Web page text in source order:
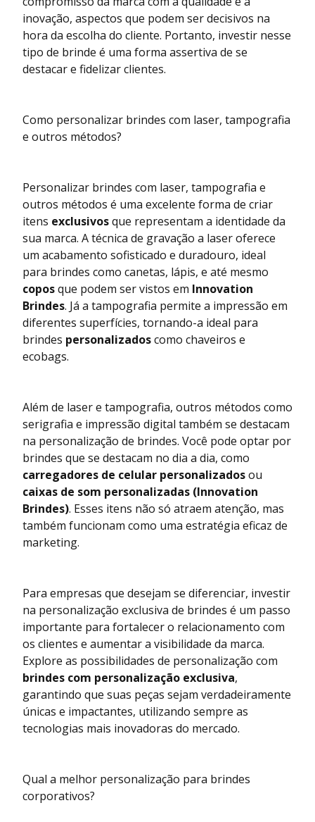
inovação, aspectos que podem ser decisivos na
hora da escolha do cliente. Portanto, investir nesse
tipo de brinde é uma forma assertiva de se
destacar e fidelizar clientes.
Como personalizar brindes com laser, tampografia
e outros métodos?
Personalizar brindes com laser, tampografia e
outros métodos é uma excelente forma de criar
itens exclusivosque representam a identidade da
sua marca. A técnica de gravação a laser oferece
um acabamento sofisticado e duradouro, ideal
para brindes como canetas, lápis, e até mesmo
coposque podem ser vistos em Innovation
Brindes. Já a tampografia permite a impressão em
diferentes superfícies, tornando-a ideal para
brindes personalizadoscomo chaveiros e
ecobags.
Além de laser e tampografia, outros métodos como
serigrafia e impressão digital também se destacam
na personalização de brindes. Você pode optar por
brindes que se destacam no dia a dia, como
carregadores de celular personalizadosou
caixas de som personalizadas (Innovation
Brindes). Esses itens não só atraem atenção, mas
também funcionam como uma estratégia eficaz de
marketing.
Para empresas que desejam se diferenciar, investir
na personalização exclusiva de brindes é um passo
importante para fortalecer o relacionamento com
os clientes e aumentar a visibilidade da marca.
Explore as possibilidades de personalização com
brindes com personalização exclusiva,
garantindo que suas peças sejam verdadeiramente
únicas e impactantes, utilizando sempre as
tecnologias mais inovadoras do mercado.
Qual a melhor personalização para brindes
corporativos?